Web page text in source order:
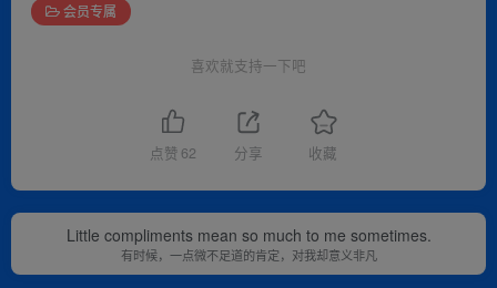
会员专属
喜欢就支持一下吧
点赞 62 分享 收藏
Little compliments mean so much to me sometimes.
有时候，一点微不足道的肯定，对我却意义非凡